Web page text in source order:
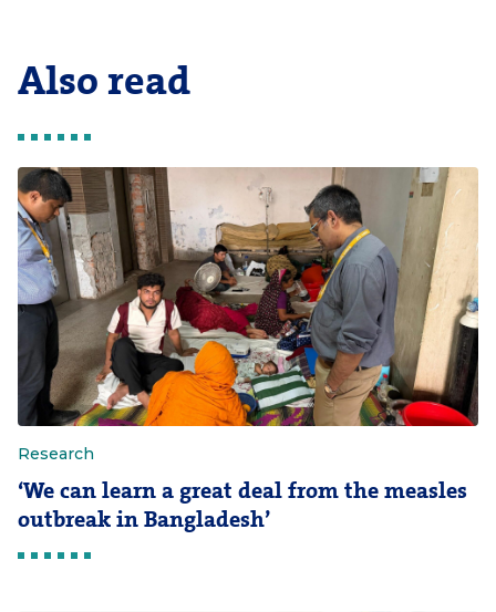
Also read
Research
‘We can learn a great deal from the measles
outbreak in Bangladesh’